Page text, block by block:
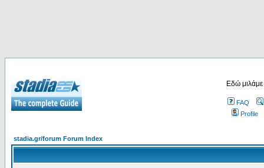
Εδώ
FAQ
Profile
stadia.gr/forum Forum Index